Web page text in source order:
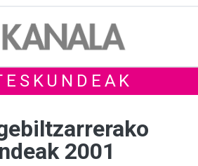
2001